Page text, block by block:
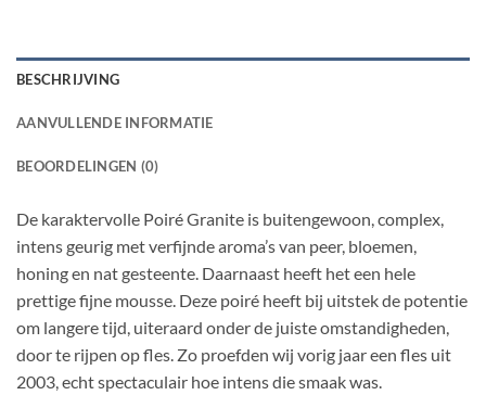
BESCHRIJVING
AANVULLENDE INFORMATIE
BEOORDELINGEN (0)
De karaktervolle Poiré Granite is buitengewoon, complex,
intens geurig met verfijnde aroma’s van peer, bloemen,
honing en nat gesteente. Daarnaast heeft het een hele
prettige fijne mousse. Deze poiré heeft bij uitstek de potentie
om langere tijd, uiteraard onder de juiste omstandigheden,
door te rijpen op fles. Zo proefden wij vorig jaar een fles uit
2003, echt spectaculair hoe intens die smaak was.